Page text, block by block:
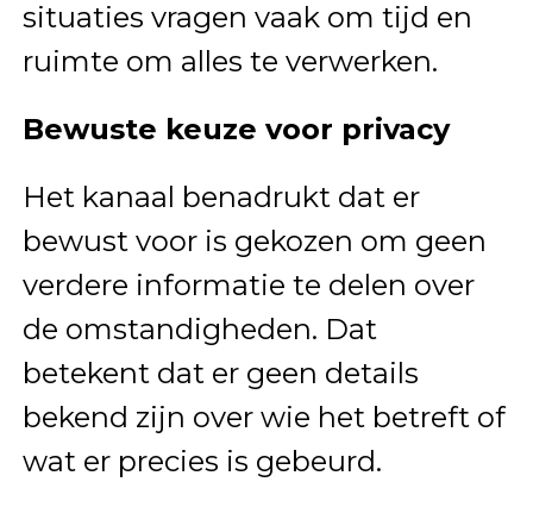
situaties vragen vaak om tijd en
ruimte om alles te verwerken.
Bewuste keuze voor privacy
Het kanaal benadrukt dat er
bewust voor is gekozen om geen
verdere informatie te delen over
de omstandigheden. Dat
betekent dat er geen details
bekend zijn over wie het betreft of
wat er precies is gebeurd.